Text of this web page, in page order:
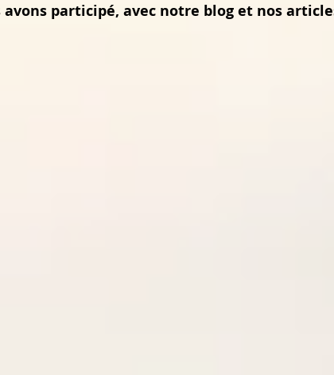
avons participé, avec notre blog et nos